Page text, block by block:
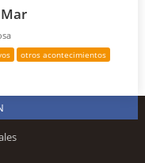
otros acontecimientos